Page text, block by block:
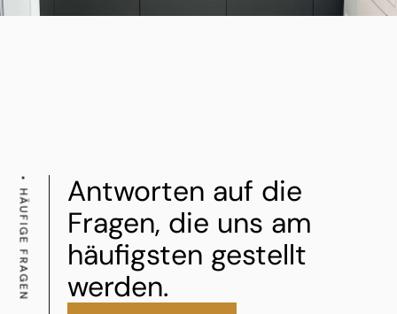
HÄUFIGE FRAGEN
Antworten auf die
Fragen, die uns am
häufigsten gestellt
werden.